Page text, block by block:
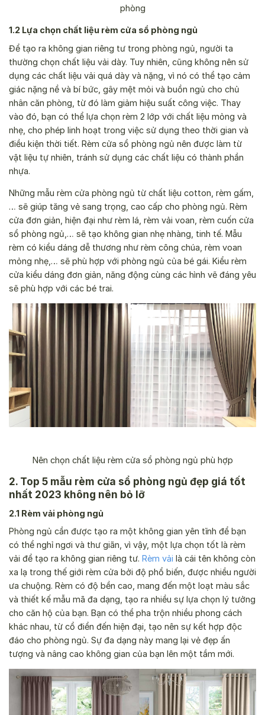
phòng
1.2 Lựa chọn chất liệu rèm cửa sổ phòng ngủ
Để tạo ra không gian riêng tư trong phòng ngủ, người ta
thường chọn chất liệu vải dày. Tuy nhiên, cũng không nên sử
dụng các chất liệu vải quá dày và nặng, vì nó có thể tạo cảm
giác nặng nề và bí bức, gây mệt mỏi và buồn ngủ cho chủ
nhân căn phòng, từ đó làm giảm hiệu suất công việc. Thay
vào đó, bạn có thể lựa chọn rèm 2 lớp với chất liệu mỏng và
nhẹ, cho phép linh hoạt trong việc sử dụng theo thời gian và
điều kiện thời tiết. Rèm cửa sổ phòng ngủ nên được làm từ
vật liệu tự nhiên, tránh sử dụng các chất liệu có thành phần
nhựa.
Những mẫu rèm cửa phòng ngủ từ chất liệu cotton, rèm gấm,
… sẽ giúp tăng vẻ sang trọng, cao cấp cho phòng ngủ. Rèm
cửa đơn giản, hiện đại như rèm lá, rèm vải voan, rèm cuốn cửa
sổ phòng ngủ,… sẽ tạo không gian nhẹ nhàng, tinh tế. Mẫu
rèm có kiểu dáng dễ thương như rèm công chúa, rèm voan
mỏng nhẹ,… sẽ phù hợp với phòng ngủ của bé gái. Kiểu rèm
cửa kiểu dáng đơn giản, năng động cùng các hình vẽ đáng yêu
sẽ phù hợp với các bé trai.
Nên chọn chất liệu rèm cửa sổ phòng ngủ phù hợp
2. Top 5 mẫu rèm cửa sổ phòng ngủ đẹp giá tốt
nhất 2023 không nên bỏ lỡ
2.1 Rèm vải phòng ngủ
Phòng ngủ cần được tạo ra một không gian yên tĩnh để bạn
có thể nghỉ ngơi và thư giãn, vì vậy, một lựa chọn tốt là rèm
vải để tạo ra không gian riêng tư. Rèm vải là cái tên không còn
xa lạ trong thế giới rèm cửa bởi độ phổ biến, được nhiều người
ưa chuộng. Rèm có độ bền cao, mang đến một loạt màu sắc
và thiết kế mẫu mã đa dạng, tạo ra nhiều sự lựa chọn lý tưởng
cho căn hộ của bạn. Bạn có thể pha trộn nhiều phong cách
khác nhau, từ cổ điển đến hiện đại, tạo nên sự kết hợp độc
đáo cho phòng ngủ. Sự đa dạng này mang lại vẻ đẹp ấn
tượng và nâng cao không gian của bạn lên một tầm mới.